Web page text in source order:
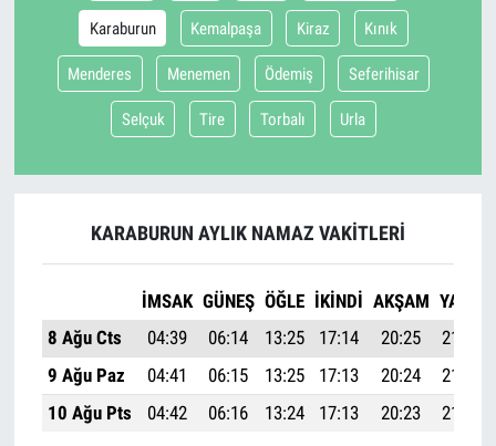
Karaburun Kemalpaşa Kiraz Kınık
Menderes Menemen Ödemiş Seferihisar
Selçuk Tire Torbalı Urla
KARABURUN AYLIK NAMAZ VAKITLERI
İMSAK GÜNEŞ ÖĞLE İKINDI AKŞAM YATSI
8 Ağu Cts
04:39 06:14 13:25 17:14 20:25
21:54
9 Ağu Paz
04:41 06:15 13:25 17:13 20:24
21:52
10 Ağu Pts
04:42 06:16 13:24 17:13 20:23 21:50